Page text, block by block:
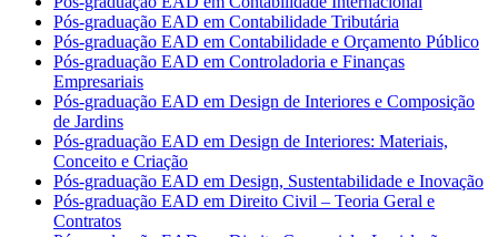
Pós-graduação EAD em Contabilidade Tributária
Pós-graduação EAD em Contabilidade e Orçamento Público
Pós-graduação EAD em Controladoria e Finanças
Empresariais
Pós-graduação EAD em Design de Interiores e Composição
de Jardins
Pós-graduação EAD em Design de Interiores: Materiais,
Conceito e Criação
Pós-graduação EAD em Design, Sustentabilidade e Inovação
Pós-graduação EAD em Direito Civil – Teoria Geral e
Contratos